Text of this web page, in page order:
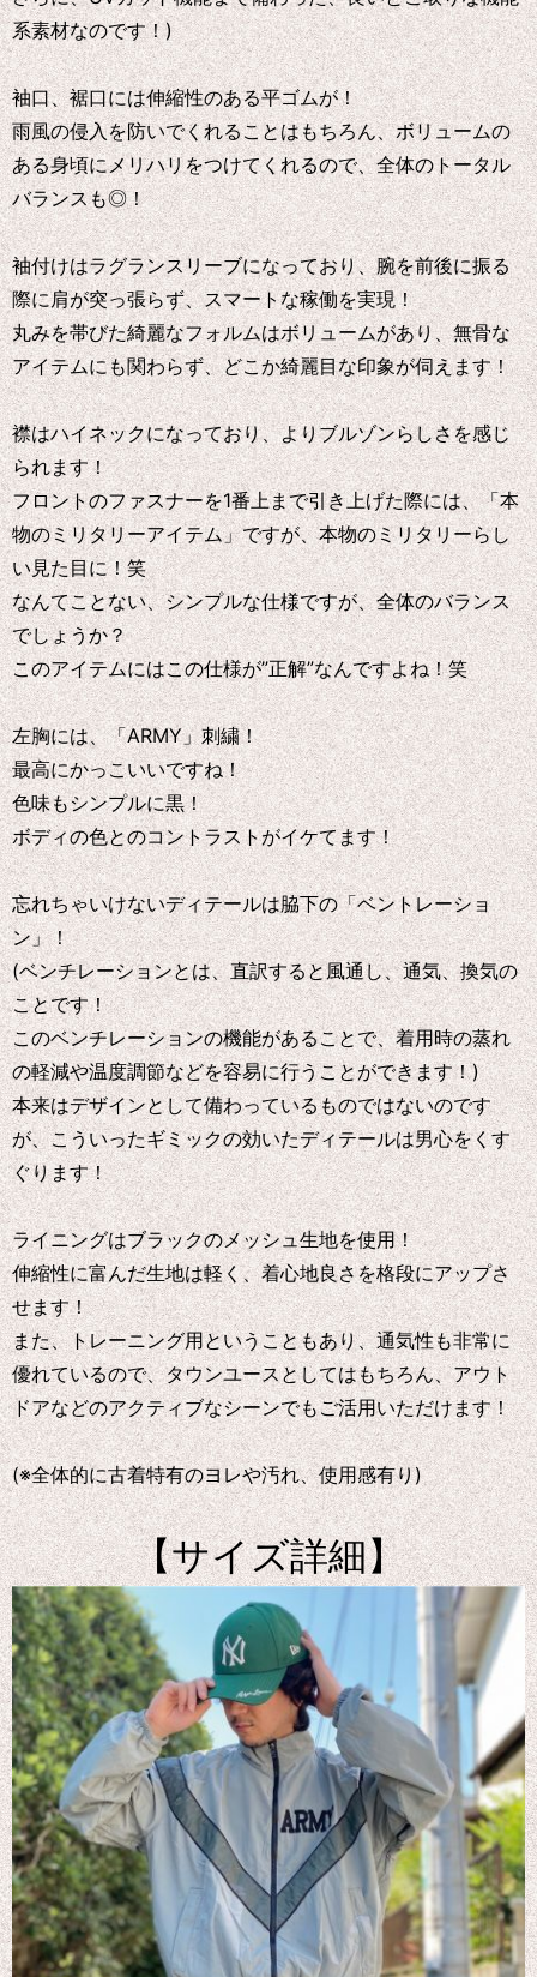
系素材なのです！)
袖口、裾口には伸縮性のある平ゴムが！
雨風の侵入を防いでくれることはもちろん、ボリュームの
ある身頃にメリハリをつけてくれるので、全体のトータル
バランスも◎！
袖付けはラグランスリーブになっており、腕を前後に振る
際に肩が突っ張らず、スマートな稼働を実現！
丸みを帯びた綺麗なフォルムはボリュームがあり、無骨な
アイテムにも関わらず、どこか綺麗目な印象が伺えます！
襟はハイネックになっており、よりブルゾンらしさを感じ
られます！
フロントのファスナーを1番上まで引き上げた際には、「本
物のミリタリーアイテム」ですが、本物のミリタリーらし
い見た目に！笑
なんてことない、シンプルな仕様ですが、全体のバランス
でしょうか？
このアイテムにはこの仕様が”正解”なんですよね！笑
左胸には、「ARMY」刺繍！
最高にかっこいいですね！
色味もシンプルに黒！
ボディの色とのコントラストがイケてます！
忘れちゃいけないディテールは脇下の「ベントレーショ
ン」！
(ベンチレーションとは、直訳すると風通し、通気、換気の
ことです！
このベンチレーションの機能があることで、着用時の蒸れ
の軽減や温度調節などを容易に行うことができます！)
本来はデザインとして備わっているものではないのです
が、こういったギミックの効いたディテールは男心をくす
ぐります！
ライニングはブラックのメッシュ生地を使用！
伸縮性に富んだ生地は軽く、着心地良さを格段にアップさ
せます！
また、トレーニング用ということもあり、通気性も非常に
優れているので、タウンユースとしてはもちろん、アウト
ドアなどのアクティブなシーンでもご活用いただけます！
(※全体的に古着特有のヨレや汚れ、使用感有り)
【サイズ詳細】